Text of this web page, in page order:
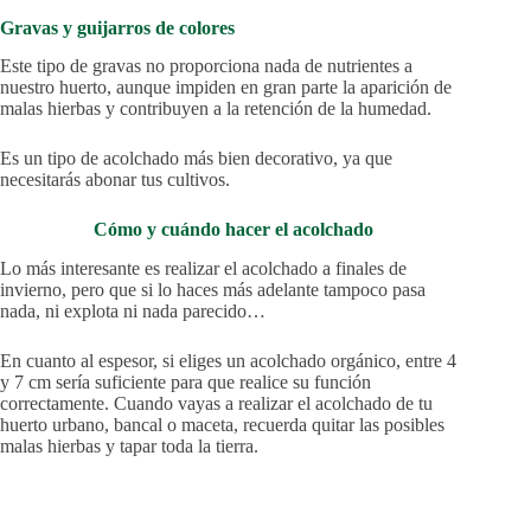
Gravas y guijarros de colores
Este tipo de gravas no proporciona nada de nutrientes a
nuestro huerto, aunque impiden en gran parte la aparición de
malas hierbas y contribuyen a la retención de la humedad.
Es un tipo de acolchado más bien decorativo, ya que
necesitarás abonar tus cultivos.
Cómo y cuándo hacer el acolchado
Lo más interesante es realizar el acolchado a finales de
invierno, pero que si lo haces más adelante tampoco pasa
nada, ni explota ni nada parecido…
En cuanto al espesor, si eliges un acolchado orgánico, entre 4
y 7 cm sería suficiente para que realice su función
correctamente. Cuando vayas a realizar el acolchado de tu
huerto urbano, bancal o maceta, recuerda quitar las posibles
malas hierbas y tapar toda la tierra.